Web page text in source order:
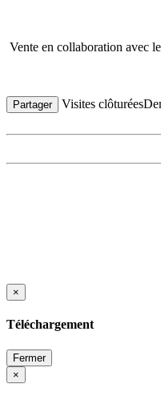
Vente en collaboration avec le
Partager Visites clôturées
×
Téléchargement
Fermer
×